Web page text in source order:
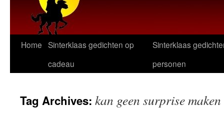
Home Sinterklaas gedichten op
cadeau
Sinterklaas
personen
Tag Archives: kan geen surprise maken